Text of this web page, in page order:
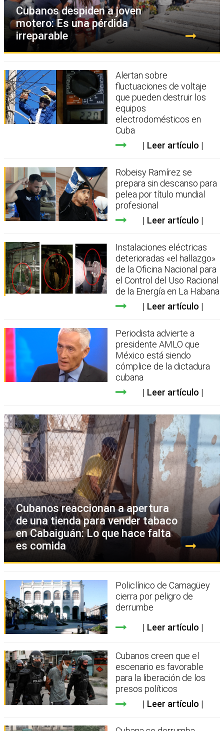
Cubanos despiden a joven
motero: Es una pérdida
irreparable
Alertan sobre
fluctuaciones de voltaje
que pueden destruir los
equipos
electrodomésticos en
Cuba
Leer artículo
Robeisy Ramírez se
prepara sin descanso para
pelea por título mundial
profesional
Leer artículo
Instalaciones eléctricas
deterioradas «el hallazgo»
de la Oficina Nacional para
el Control del Uso Racional
de la Energía en La Habana
Leer artículo
Periodista advierte a
presidente AMLO que
México está siendo
cómplice de la dictadura
cubana
Leer artículo
Cubanos reaccionan a apertura
de una tienda para vender tabaco
en Cabaiguán: Lo que hace falta
es comida
Policlínico de Camagüey
cierra por peligro de
derrumbe
Leer artículo
Cubanos creen que el
escenario es favorable
para la liberación de los
presos políticos
Leer artículo